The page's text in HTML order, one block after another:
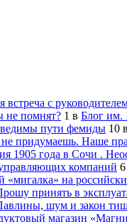
встреча с
не помнят? 1 в Блог им.
пути фемиды 10 в
придумаешь. Наше
1905 года в Сочи .
компаний 6
«мигалка» на
принять в
шум и закон
магазин